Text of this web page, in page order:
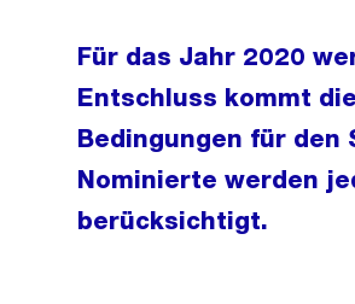
Für das Jahr 2020
Entschluss kommt
Bedingungen für den
Nominierte werden
berücksichtigt.